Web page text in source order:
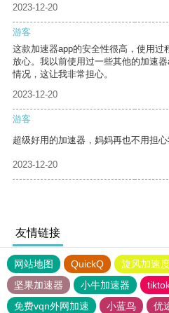
2023-12-20
游客
这款加速器app的安全性很高，使用过
放心。我以前使用过一些其他的加速
情况，这让我非常担心。
2023-12-20
游客
超级好用的加速器，妈妈再也不用担心
2023-12-20
友情链接
网站地图 QuickQ 旋风加速
坚果加速器
小牛加速器
免费vqn外网加速
小蓝鸟 优